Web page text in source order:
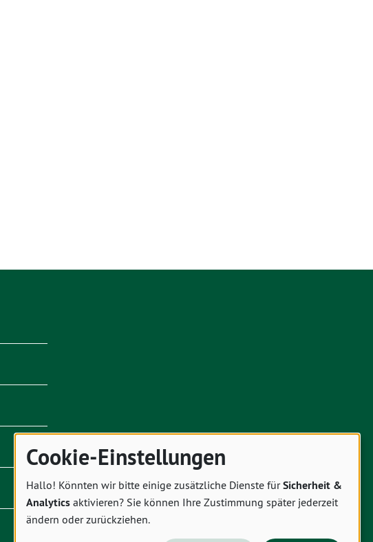
Cookie-Einstellungen
Hallo! Könnten wir bitte einige zusätzliche Dienste fürSicherheit &
Analytics aktivieren? Sie können Ihre Zustimmung später jederzeit
ändern oder zurückziehen.